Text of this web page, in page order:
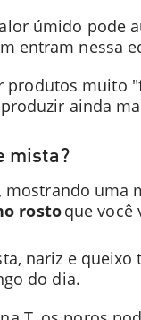
úmido pode
entram nessa
produtos muito
ainda
mista?
uma
rostoque você
nariz e
do dia.